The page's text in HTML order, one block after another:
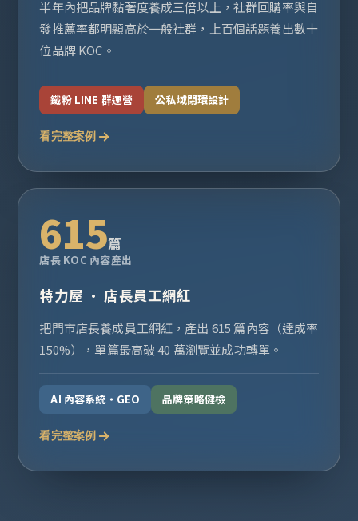
半年內把品牌黏著度養成三倍以上，社群回購率與自
發推薦率都明顯高於一般社群，上百個話題養出數十
位品牌 KOC。
鐵粉 LINE 群運營 公私域閉環設計
看完整案例
615篇
店長 KOC 內容產出
特力屋 · 店長員工網紅
把門市店長養成員工網紅，產出 615 篇內容（達成率
150%），單篇最高破 40 萬瀏覽並成功轉單。
AI 內容系統・GEO 品牌策略健檢
看完整案例